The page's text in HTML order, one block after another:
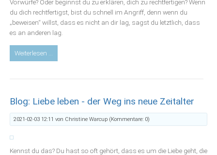
Vorwürfe? Oder beginnst du zu erklären, dich zu rechtfertigen? Wenn
du dich rechtfertigst, bist du schnell im Angriff, denn wenn du
„beweisen“ willst, dass es nicht an dir lag, sagst du letztlich, dass
es an anderen lag.
Weiterlesen …
Wie
deine
Macht
Blog: Liebe leben - der Weg ins neue Zeitalter
2021-02-03 12:11 von Christine Warcup (Kommentare: 0)
Kennst du das? Du hast so oft gehört, dass es um die Liebe geht, die